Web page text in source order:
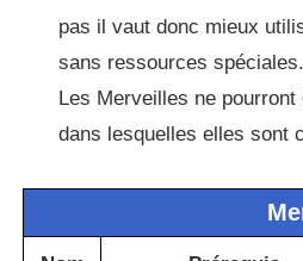
pas il vaut donc mieux
sans ressources spéciales.
Les Merveilles ne
dans lesquelles elles sont